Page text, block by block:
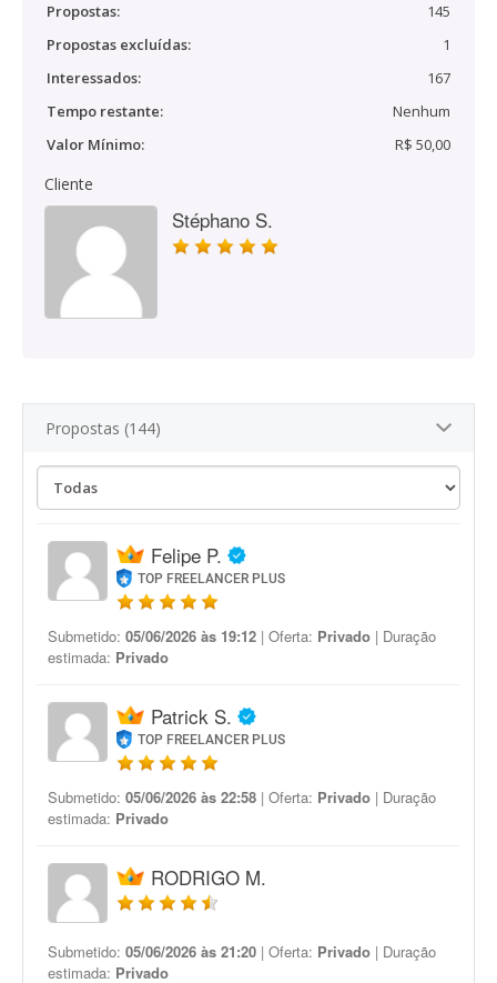
Propostas:
145
Propostas excluídas:
1
Interessados:
167
Tempo restante:
Nenhum
Valor Mínimo:
R$ 50,00
Cliente
Stéphano S.
Propostas (144)
Felipe P.
TOP FREELANCER PLUS
Submetido: 05/06/2026 às 19:12 | Oferta: Privado | Duração
estimada: Privado
Patrick S.
TOP FREELANCER PLUS
Submetido: 05/06/2026 às 22:58 | Oferta: Privado | Duração
estimada: Privado
RODRIGO M.
Submetido: 05/06/2026 às 21:20 | Oferta: Privado | Duração
estimada: Privado